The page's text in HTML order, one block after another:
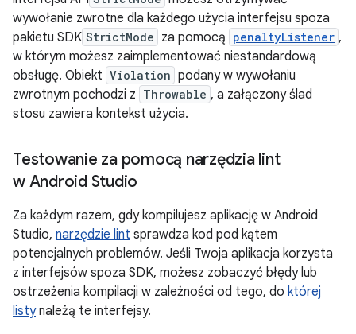
wywołanie zwrotne dla każdego użycia interfejsu spoza
pakietu SDK StrictMode za pomocą penaltyListener ,
w którym możesz zaimplementować niestandardową
obsługę. Obiekt Violation podany w wywołaniu
zwrotnym pochodzi z Throwable , a załączony ślad
stosu zawiera kontekst użycia.
Testowanie za pomocą narzędzia lint
w Android Studio
Za każdym razem, gdy kompilujesz aplikację w Android
Studio, narzędzie lint sprawdza kod pod kątem
potencjalnych problemów. Jeśli Twoja aplikacja korzysta
z interfejsów spoza SDK, możesz zobaczyć błędy lub
ostrzeżenia kompilacji w zależności od tego, do której
listynależą te interfejsy.